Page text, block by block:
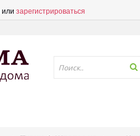
или зарегистрироваться